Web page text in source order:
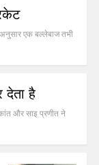
अनुसार एक बल्लेबाज तभी
देता है
और साइ प्रणीत ने